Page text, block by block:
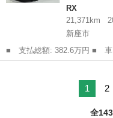
RX
21,371km
新座市
■ 支払総額: 382.6万円 ■ 車両本体価格： 3,680,000 円 ■ メーカ
ー名： レクサス ■ 車種名
1 2
全